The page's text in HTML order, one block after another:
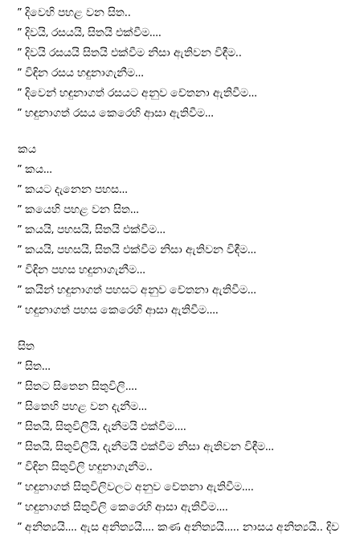
” දිවෙහි පහළ වන සිත..
” දිවයි, රසයයි, සිතයි එක්වීම….
” දිවයි රසයයි සිතයි එක්වීම නිසා ඇතිවන විඳීම..
” විඳින රසය හඳුනාගැනීම…
” දිවෙන් හඳුනාගත් රසයට අනුව චේතනා ඇතිවීම…
” හඳුනාගත් රසය කෙරෙහි ආසා ඇතිවීම…
කය
” කය…
” කයට දැනෙන පහස…
” කයෙහි පහළ වන සිත…
” කයයි, පහසයි, සිතයි එක්වීම…
” කයයි, පහසයි, සිතයි එක්වීම නිසා ඇතිවන විඳීම…
” විඳින පහස හඳුනාගැනීම…
” කයින් හඳුනාගත් පහසට අනුව චේතනා ඇතිවීම…
” හඳුනාගත් පහස කෙරෙහි ආසා ඇතිවීම….
සිත
” සිත…
” සිතට සිතෙන සිතුවිලි….
” සිතෙහි පහළ වන දැනීම…
” සිතයි, සිතුවිලියි, දැනීමයි එක්වීම….
” සිතයි, සිතුවිලියි, දැනීමයි එක්වීම නිසා ඇතිවන විඳීම…
” විඳින සිතුවිලි හඳුනාගැනීම..
” හඳුනාගත් සිතුවිලිවලට අනුව චේතනා ඇතිවීම….
” හඳුනාගත් සිතුවිලි කෙරෙහි ආසා ඇතිවීම….
” අනිත්‍යයි…. ඇස අනිත්‍යයි…. කණ අනිත්‍යයි….. නාසය අනිත්‍යයි.. දිව